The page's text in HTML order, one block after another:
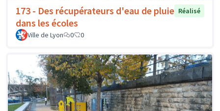
173 - Des récupérateurs d'eau de pluie
dans les écoles
Réalisé
Ville de Lyon 0 0